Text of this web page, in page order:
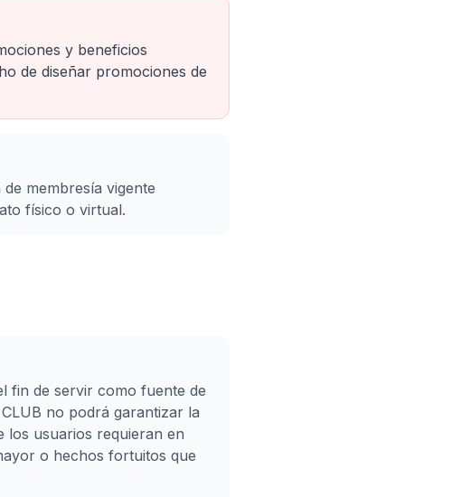
y beneficios
de diseñar promociones de
membresía vigente
físico o virtual.
fin de servir como fuente de
no podrá garantizar la
los usuarios requieran en
o hechos fortuitos que